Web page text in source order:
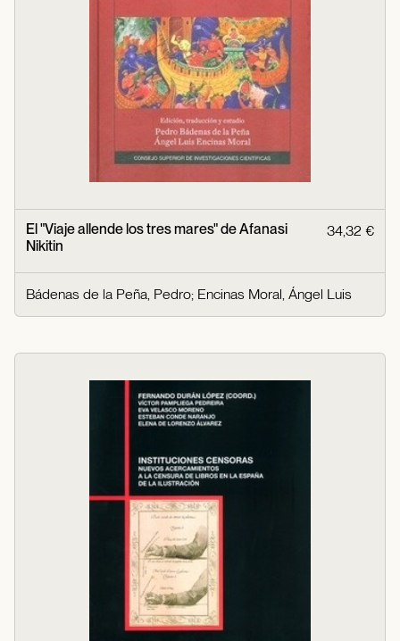
El "Viaje allende los tres mares" de Afanasi
Nikitin
34,32 €
Bádenas de la Peña, Pedro; Encinas Moral, Ángel Luis